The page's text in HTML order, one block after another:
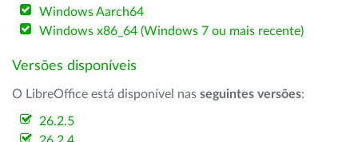
Windows Aarch64
Windows x86_64 (Windows 7 ou mais recente)
Versões disponíveis
O LibreOffice está disponível nas seguintes versões:
26.2.5